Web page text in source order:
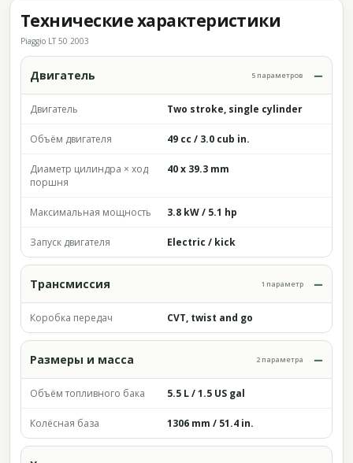
Технические характеристики
Piaggio LT 50 2003
Двигатель 5 параметров
Двигатель Two stroke, single cylinder
Объём двигателя 49 cc / 3.0 cub in.
Диаметр цилиндра × ход
поршня
40 x 39.3 mm
Максимальная мощность 3.8 kW / 5.1 hp
Запуск двигателя Electric / kick
Трансмиссия 1 параметр
Коробка передач CVT, twist and go
Размеры и масса 2 параметра
Объём топливного бака 5.5 L / 1.5 US gal
Колёсная база 1306 mm / 51.4 in.